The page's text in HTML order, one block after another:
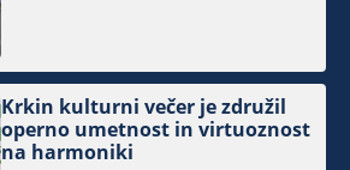
Krkin kulturni večer je združil
operno umetnost in virtuoznost
na harmoniki